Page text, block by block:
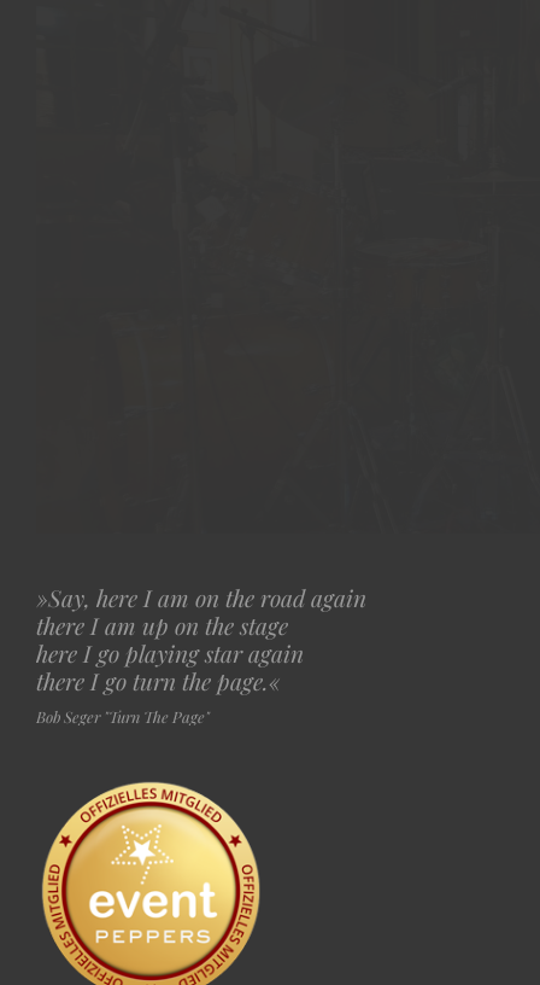
»Say, here I am on the road again
there I am up on the stage
here I go playing star again
there I go turn the page.«
Bob Seger "Turn The Page"